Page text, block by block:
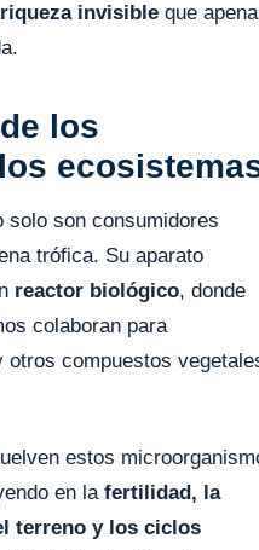
riqueza invisible que
los
solo son consumidores
trófica. Su aparato
reactor biológico, donde
colaboran para
otros compuestos
estos
en la fertilidad, la
terreno y los ciclos